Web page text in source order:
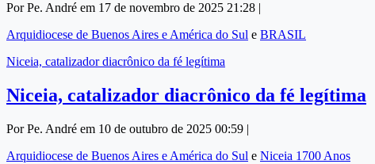
Por Pe. André em 17 de novembro de 2025 21:28 |
Arquidiocese de Buenos Aires e América do Sul e BRASIL
Niceia, catalizador diacrônico da fé legítima
Niceia, catalizador diacrônico da fé legítima
Por Pe. André em 10 de outubro de 2025 00:59 |
Arquidiocese de Buenos Aires e América do Sul e Niceia 1700 Anos